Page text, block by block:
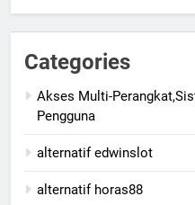
Categories
Akses Multi-
Pengguna
alternatif edwinslot
alternatif horas88